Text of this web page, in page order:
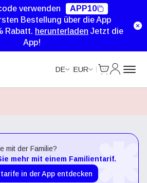
verwenden
APP10
Bestellung über die App
Rabatt. herunterladen Jetzt die
App!
DE EUR
mit der Familie?
mehr mit einem Familientarif.
in der App entdecken